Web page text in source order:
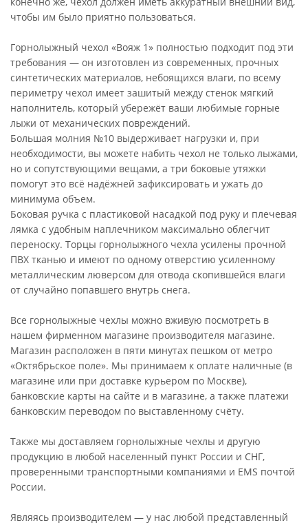
чтобы им было приятно пользоваться.
Горнолыжный чехол «Вояж 1» полностью подходит под эти
требования — он изготовлен из современных, прочных
синтетических материалов, небоящихся влаги, по всему
периметру чехол имеет зашитый между стенок мягкий
наполнитель, который убережёт ваши любимые горные
лыжи от механических повреждений.
Большая молния №10 выдерживает нагрузки и, при
необходимости, вы можете набить чехол не только лыжами,
но и сопутствующими вещами, а три боковые утяжки
помогут это всё надёжней зафиксировать и ужать до
минимума объем.
Боковая ручка с пластиковой насадкой под руку и плечевая
лямка с удобным наплечником максимально облегчит
переноску. Торцы горнолыжного чехла усилены прочной
ПВХ тканью и имеют по одному отверстию усиленному
металлическим люверсом для отвода скопившейся влаги
от случайно попавшего внутрь снега.
Все горнолыжные чехлы можно вживую посмотреть в
нашем фирменном магазине производителя магазине.
Магазин расположен в пяти минутах пешком от метро
«Октябрьское поле». Мы принимаем к оплате наличные (в
магазине или при доставке курьером по Москве),
банковские карты на сайте и в магазине, а также платежи
банковским переводом по выставленному счёту.
Также мы доставляем горнолыжные чехлы и другую
продукцию в любой населенный пункт России и СНГ,
проверенными транспортными компаниями и EMS почтой
России.
Являясь производителем — у нас любой представленный